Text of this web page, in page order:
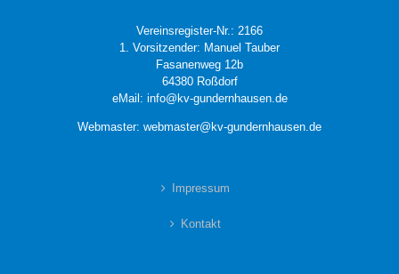
Vereinsregister-Nr.: 2166
1. Vorsitzender: Manuel Tauber
Fasanenweg 12b
64380 Roßdorf
eMail: info@kv-gundernhausen.de
Webmaster: webmaster@kv-gundernhausen.de
Impressum
Kontakt